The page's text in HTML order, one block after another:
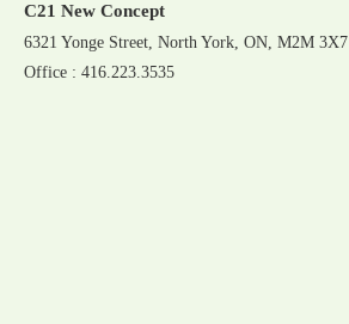
C21 New Concept
6321 Yonge Street, North York, ON, M2M 3X7
Office : 416.223.3535